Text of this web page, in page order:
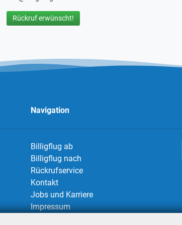
Rückruf erwünscht!
Navigation
Billigflug ab
Billigflug nach
Rückrufservice
Kontakt
Jobs und Karriere
Impressum